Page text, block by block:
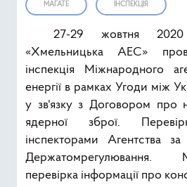
МАГАТЕ ІНСПЕКЦІЯ
27-29 жовтня
«Хмельницька АЕС»
інспекція Міжнародного
енергії в рамках Угоди між
у зв'язку з Договором про
ядерної зброї.
інспекторами Агентства за
Держатомрегулювання.
перевірка інформації про